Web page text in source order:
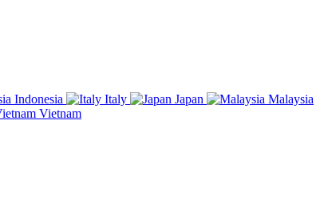
Indonesia Italy Japan
Malaysia
Vietnam